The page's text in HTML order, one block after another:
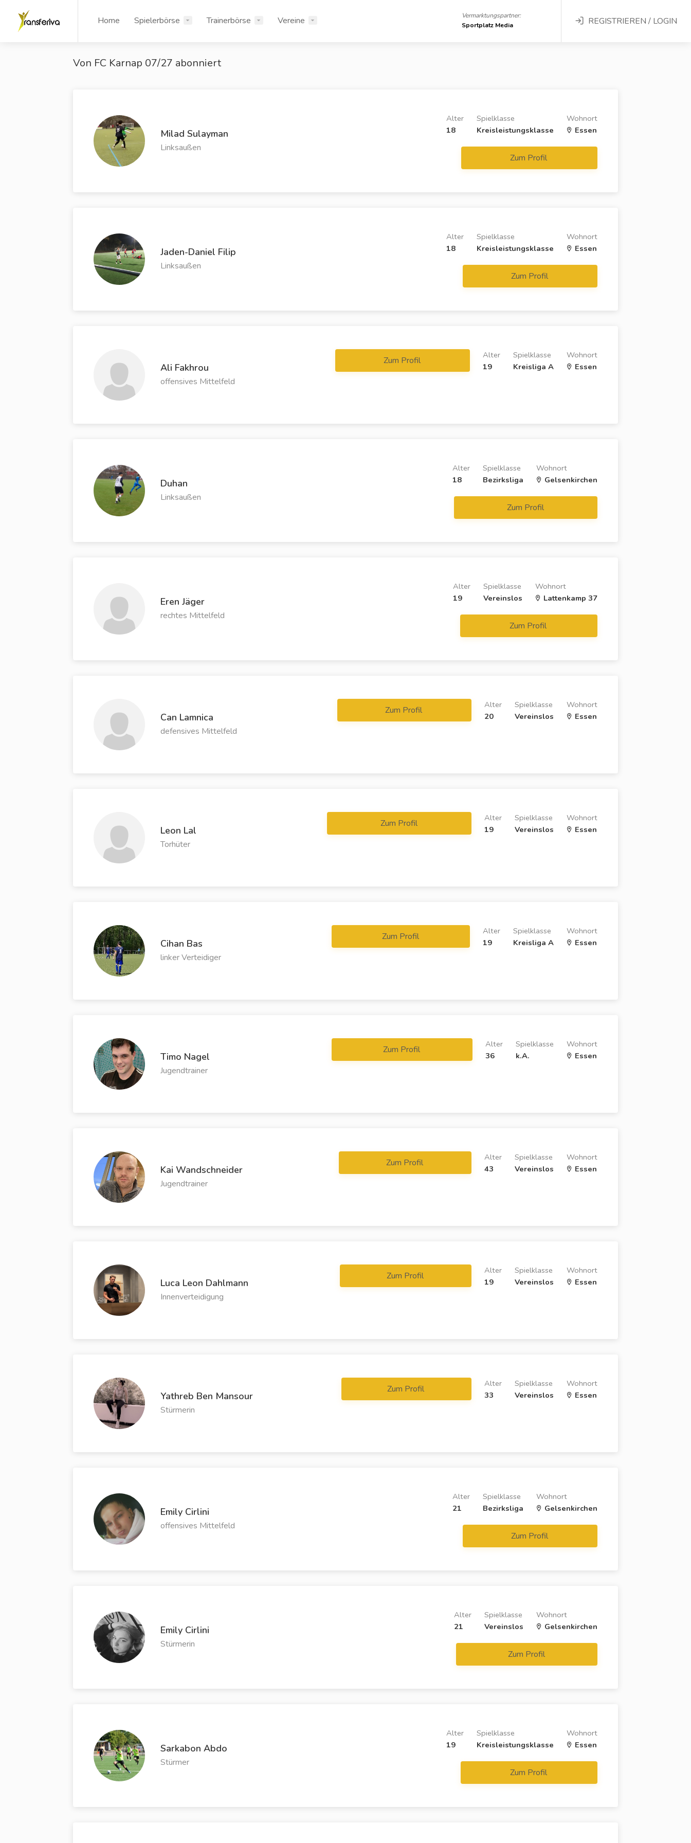
Home Spielerbörse Trainerbörse Vereine
Vermarktungspartner:
Sportplatz Media
REGISTRIEREN / LOGIN
Von FC Karnap 07/27 abonniert
Milad Sulayman
Linksaußen
Wohnort
Essen
Spielklasse
Kreisleistungsklasse
Alter
18
Zum Profil
Jaden-Daniel Filip
Linksaußen
Wohnort
Essen
Spielklasse
Kreisleistungsklasse
Alter
18
Zum Profil
Ali Fakhrou
offensives Mittelfeld
Wohnort
Essen
Spielklasse
Kreisliga A
Alter
19
Zum Profil
Duhan
Linksaußen
Wohnort
Gelsenkirchen
Spielklasse
Bezirksliga
Alter
18
Zum Profil
Eren Jäger
rechtes Mittelfeld
Wohnort
Lattenkamp 37
Spielklasse
Vereinslos
Alter
19
Zum Profil
Can Lamnica
defensives Mittelfeld
Wohnort
Essen
Spielklasse
Vereinslos
Alter
20
Zum Profil
Leon Lal
Torhüter
Wohnort
Essen
Spielklasse
Vereinslos
Alter
19
Zum Profil
Cihan Bas
linker Verteidiger
Wohnort
Essen
Spielklasse
Kreisliga A
Alter
19
Zum Profil
Timo Nagel
Jugendtrainer
Wohnort
Essen
Spielklasse
k.A.
Alter
36
Zum Profil
Kai Wandschneider
Jugendtrainer
Wohnort
Essen
Spielklasse
Vereinslos
Alter
43
Zum Profil
Luca Leon Dahlmann
Innenverteidigung
Wohnort
Essen
Spielklasse
Vereinslos
Alter
19
Zum Profil
Yathreb Ben Mansour
Stürmerin
Wohnort
Essen
Spielklasse
Vereinslos
Alter
33
Zum Profil
Emily Cirlini
offensives Mittelfeld
Wohnort
Gelsenkirchen
Spielklasse
Bezirksliga
Alter
21
Zum Profil
Emily Cirlini
Stürmerin
Wohnort
Gelsenkirchen
Spielklasse
Vereinslos
Alter
21
Zum Profil
Sarkabon Abdo
Stürmer
Wohnort
Essen
Spielklasse
Kreisleistungsklasse
Alter
19
Zum Profil